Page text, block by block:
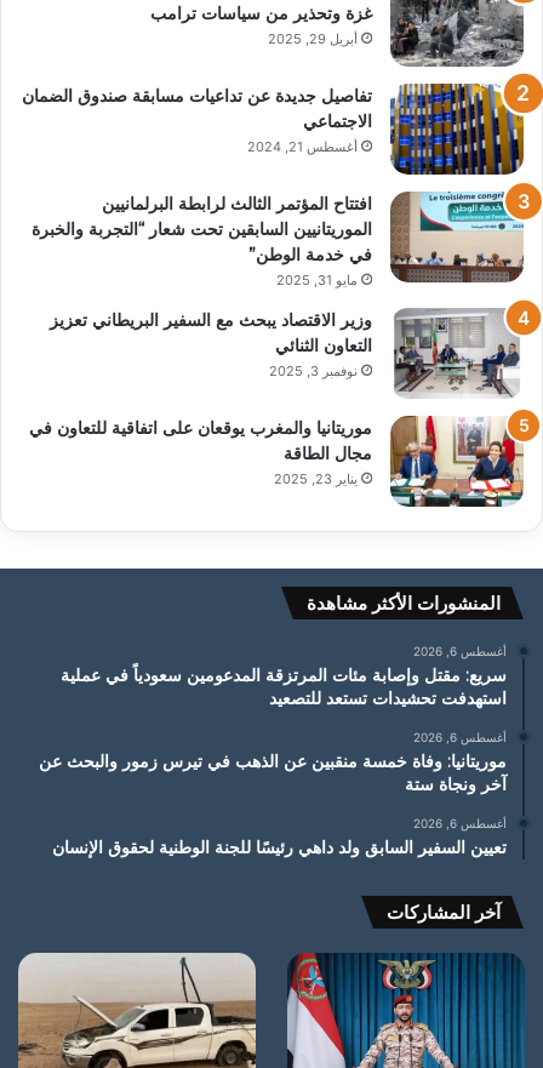
غزة وتحذير من سياسات ترامب
أبريل 29, 2025
تفاصيل جديدة عن تداعيات مسابقة صندوق الضمان
الاجتماعي
أغسطس 21, 2024
افتتاح المؤتمر الثالث لرابطة البرلمانيين
الموريتانيين السابقين تحت شعار “التجربة والخبرة
في خدمة الوطن”
مايو 31, 2025
وزير الاقتصاد يبحث مع السفير البريطاني تعزيز
التعاون الثنائي
نوفمبر 3, 2025
موريتانيا والمغرب يوقعان على اتفاقية للتعاون في
مجال الطاقة
يناير 23, 2025
المنشورات الأكثر مشاهدة
أغسطس 6, 2026
سريع: مقتل وإصابة مئات المرتزقة المدعومين سعودياً في عملية
استهدفت تحشيدات تستعد للتصعيد
أغسطس 6, 2026
موريتانيا: وفاة خمسة منقبين عن الذهب في تيرس زمور والبحث عن
آخر ونجاة ستة
أغسطس 6, 2026
تعيين السفير السابق ولد داهي رئيسًا للجنة الوطنية لحقوق الإنسان
آخر المشاركات